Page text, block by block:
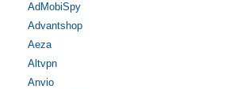
AdMobiSpy
Advantshop
Aeza
Altvpn
Anvio